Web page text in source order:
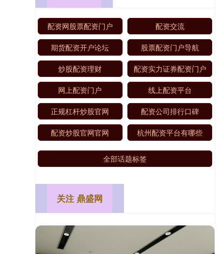
配资网股票配资门户 配资交流
期货配资开户论坛 股票配资门户导航
炒股配资理财 配资实力证券配资门户
网上配资门户 线上配资平台
正规杠杆炒股官网 配资公司排行口碑
配资炒股官网官网 杭州配资平台有哪些
全部话题标签
关注 鼎盛网